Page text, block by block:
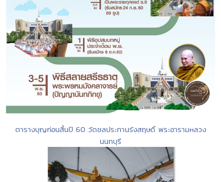
ตารางบุญก่อนสิ้นปี 60 วัดชลประทานรังสฤษดิ์ พระอารามหลวง
นนทบุรี